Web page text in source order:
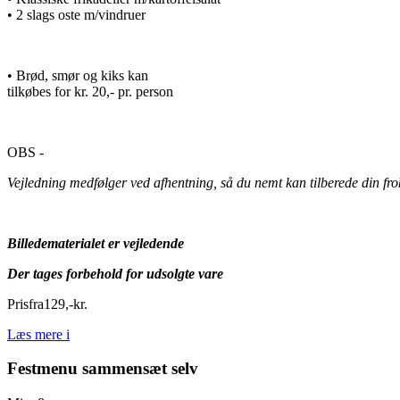
• 2 slags oste m/vindruer
• Brød, smør og kiks kan
tilkøbes for kr. 20,- pr. person
OBS -
Vejledning medfølger ved afhentning, så du nemt kan tilberede din
Billedematerialet er vejledende
Der tages forbehold for udsolgte vare
Prisfra129,-kr.
Læs mere i
Festmenu sammensæt selv